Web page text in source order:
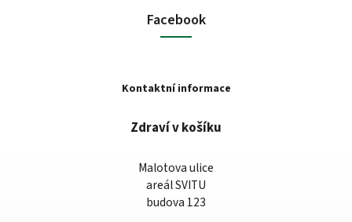
Facebook
Kontaktní informace
Zdraví v košíku
Malotova ulice
areál SVITU
budova 123